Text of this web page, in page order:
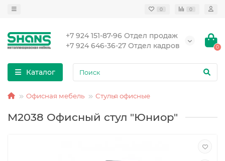
0 0
+7 924 151-87-96 Отдел продаж
+7 924 646-36-27 Отдел кадров
0
Каталог
Офисная мебель Стулья офисные
М2038 Офисный стул "Юниор"